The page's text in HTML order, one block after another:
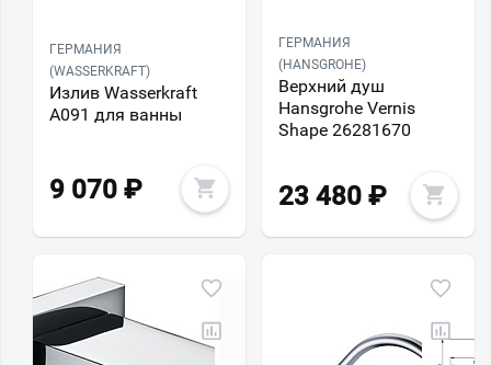
ГЕРМАНИЯ
(WASSERKRAFT)
Излив Wasserkraft
A091 для ванны
9 070 ₽
ГЕРМАНИЯ
(HANSGROHE)
Верхний душ
Hansgrohe Vernis
Shape 26281670
23 480 ₽